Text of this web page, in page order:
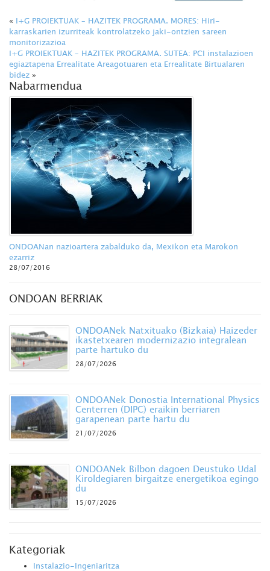
« I+G PROIEKTUAK – HAZITEK PROGRAMA. MORES: Hiri-
karraskarien izurriteak kontrolatzeko jaki-ontzien sareen
monitorizazioa
I+G PROIEKTUAK – HAZITEK PROGRAMA. SUTEA: PCI instalazioen
egiaztapena Errealitate Areagotuaren eta Errealitate Birtualaren
bidez »
Nabarmendua
ONDOANan nazioartera zabalduko da, Mexikon eta Marokon
ezarriz
28/07/2016
ONDOAN BERRIAK
ONDOANek Natxituako (Bizkaia) Haizeder
ikastetxearen modernizazio integralean
parte hartuko du
28/07/2026
ONDOANek Donostia International Physics
Centerren (DIPC) eraikin berriaren
garapenean parte hartu du
21/07/2026
ONDOANek Bilbon dagoen Deustuko Udal
Kiroldegiaren birgaitze energetikoa egingo
du
15/07/2026
Kategoriak
Instalazio-Ingeniaritza